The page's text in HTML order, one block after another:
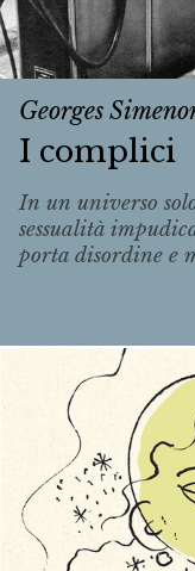
Georges
I complici
In un universo
sessualità
porta disordine e